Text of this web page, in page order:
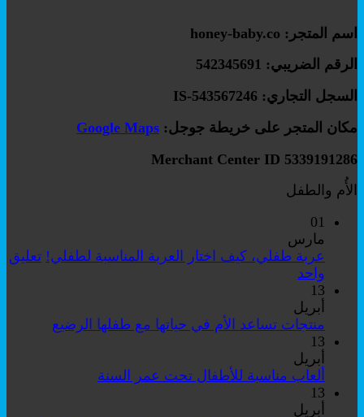
اسم المتجر: honey-baby.co
الرقم الضريبي: 542345691
السجل التجاري: IS-543567246
مكان المتجر على خريطة جوجل: Google Maps
Merchant Center ID 5339191286
الأُم والطفل
01
مارس
عربة طفلي، كيف اختار العربة المناسبة لطفلي! تعليق
واحد
طفلي،
كيف
العربة
المناسبة
13
أبريل
منتجات تساعد الأم في حياتها مع طفلها الرضيع
13
أبريل
ألعاب مناسبة للأطفال تحت عمر السنة
13
أبريل